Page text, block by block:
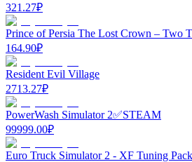
321.27₽
Prince of Persia The Lost Crown – Two
164.90₽
Resident Evil Village
2713.27₽
PowerWash Simulator 2✅STEAM
99999.00₽
Euro Truck Simulator 2 - XF Tuning Pack